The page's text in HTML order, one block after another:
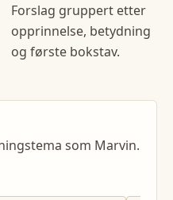
Forslag gruppert etter
opprinnelse, betydning
og første bokstav.
som Marvin.